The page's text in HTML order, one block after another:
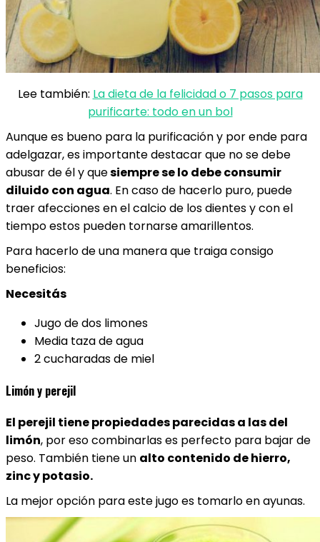
Lee también: La dieta de la felicidad o 7 pasos para
purificarte: todo en un bol
Aunque es bueno para la purificación y por ende para
adelgazar, es importante destacar que no se debe
abusar de él y quesiempre se lo debe consumir
diluido con agua. En caso de hacerlo puro, puede
traer afecciones en el calcio de los dientes y con el
tiempo estos pueden tornarse amarillentos.
Para hacerlo de una manera que traiga consigo
beneficios:
Necesitás
Jugo de dos limones
Media taza de agua
2 cucharadas de miel
Limón y perejil
El perejil tiene propiedades parecidas a las del
limón, por eso combinarlas es perfecto para bajar de
peso. También tiene un alto contenido de hierro,
zinc y potasio.
La mejor opción para este jugo es tomarlo en ayunas.